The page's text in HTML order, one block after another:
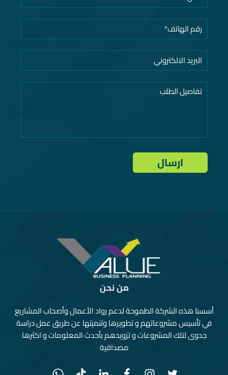
من نحن
أسسنا هذه الشركة الطموحة لدعم رواد الأعمال وأصحاب المشاريع
في تأسيس مشروعاتهم و تطويرها وتنميتها عن طريق عمل دراسة
جدوى لتلك المشروعات و تزويدهم بأحدث المعلومات و اكثرها
مصداقية